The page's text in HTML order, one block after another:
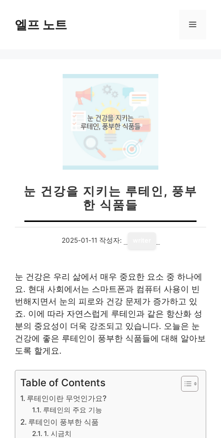
엘프 노트 메
눈 건강을 지키는 루테인, 풍부
한 식품들
2025-01-11 작성자:
눈 건강은 우리 삶에서 매우 중요한 요소 중 하나에
요. 현대 사회에서는 스마트폰과 컴퓨터 사용이 빈
번해지면서 눈의 피로와 건강 문제가 증가하고 있
죠. 이에 따라 자연스럽게 루테인과 같은 항산화 성
분의 중요성이 더욱 강조되고 있습니다. 오늘은 눈
건강에 좋은 루테인이 풍부한 식품들에 대해 알아보
도록 할게요.
Table of Contents
루테인이란 무엇인가요?
루테인의 주요 기능
루테인이 풍부한 식품
1. 시금치